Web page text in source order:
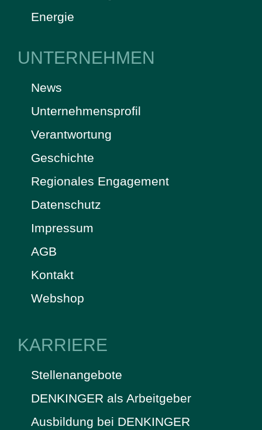
Energie
UNTERNEHMEN
News
Unternehmensprofil
Verantwortung
Geschichte
Regionales Engagement
Datenschutz
Impressum
AGB
Kontakt
Webshop
KARRIERE
Stellenangebote
DENKINGER als Arbeitgeber
Ausbildung bei DENKINGER